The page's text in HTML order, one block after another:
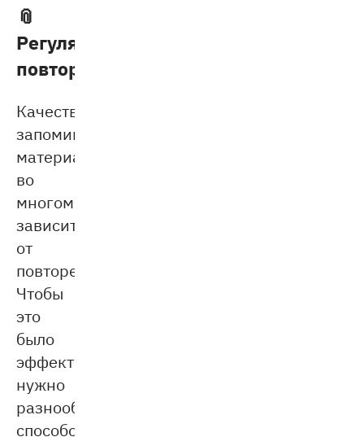
📎
Регулярность
повторений
Качество
запоминаемого
материала
во
многом
зависит
от
повторения.
Чтобы
это
было
эффективно,
нужно
разнообразие
способов.